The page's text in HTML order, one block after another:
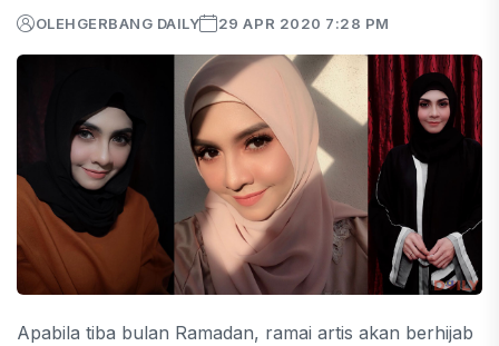
OLEHGERBANG DAILY 29 APR 2020 7:28 PM
Apabila tiba bulan Ramadan, ramai artis akan berhijab